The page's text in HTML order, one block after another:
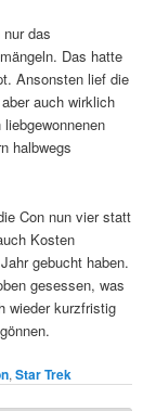
das
Das hatte
Ansonsten lief die
auch wirklich
halbwegs
Con nun vier statt
Kosten
gebucht haben.
gesessen, was
wieder kurzfristig
,Star Trek